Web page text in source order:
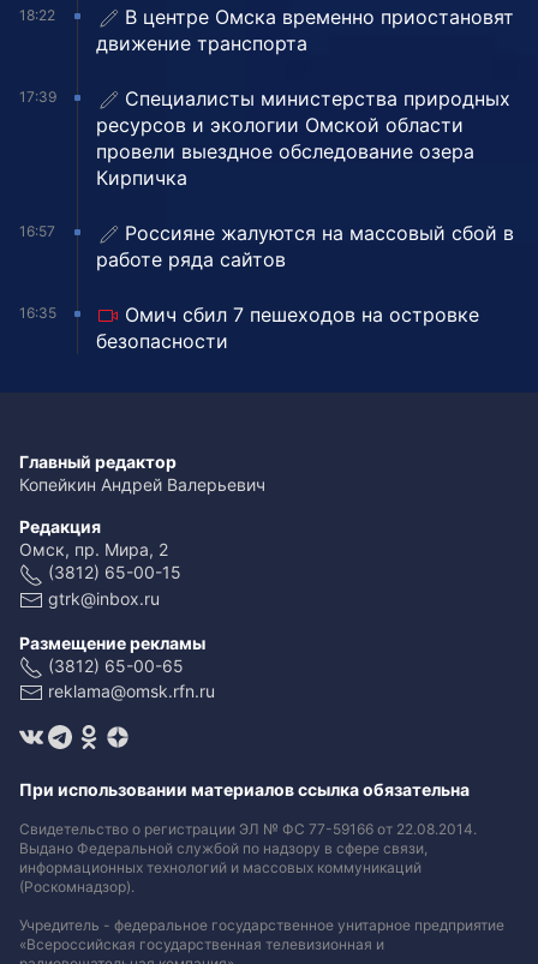
18:22
В центре Омска временно приостановят
движение транспорта
17:39
Специалисты министерства природных
ресурсов и экологии Омской области
провели выездное обследование озера
Кирпичка
16:57
Россияне жалуются на массовый сбой в
работе ряда сайтов
16:35
Омич сбил 7 пешеходов на островке
безопасности
Главный редактор
Копейкин Андрей Валерьевич
Редакция
Омск, пр. Мира, 2
(3812) 65-00-15
gtrk@inbox.ru
Размещение рекламы
(3812) 65-00-65
reklama@omsk.rfn.ru
При использовании материалов ссылка обязательна
Свидетельство о регистрации ЭЛ № ФС 77-59166 от 22.08.2014.
Выдано Федеральной службой по надзору в сфере связи,
информационных технологий и массовых коммуникаций
(Роскомнадзор).
Учредитель - федеральное государственное унитарное предприятие
«Всероссийская государственная телевизионная и